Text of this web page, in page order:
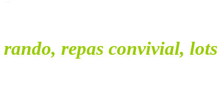
rando, repas convivial,